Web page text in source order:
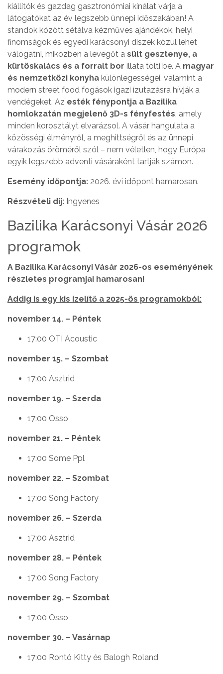
kiállítók és gazdag gasztronómiai kínálat várja a
látogatókat az év legszebb ünnepi időszakában! A
standok között sétálva kézműves ajándékok, helyi
finomságok és egyedi karácsonyi díszek közül lehet
válogatni, miközben a levegőt a sült gesztenye, a
kürtöskalács és a forralt bor illata tölti be. A magyar
és nemzetközi konyha különlegességei, valamint a
modern street food fogások igazi ízutazásra hívják a
vendégeket. Az esték fénypontja a Bazilika
homlokzatán megjelenő 3D-s fényfestés, amely
minden korosztályt elvarázsol. A vásár hangulata a
közösségi élményről, a meghittségről és az ünnepi
várakozás öröméről szól – nem véletlen, hogy Európa
egyik legszebb adventi vásáraként tartják számon.
Esemény időpontja: 2026. évi időpont hamarosan.
Részvételi díj: Ingyenes
Bazilika Karácsonyi Vásár 2026
programok
A Bazilika Karácsonyi Vásár 2026-os eseményének
részletes programjai hamarosan!
Addig is egy kis ízelítő a 2025-ös programokból:
november 14. – Péntek
17:00 OTI Acoustic
november 15. – Szombat
17:00 Asztrid
november 19. – Szerda
17:00 Osso
november 21. – Péntek
17:00 Some Ppl
november 22. – Szombat
17:00 Song Factory
november 26. – Szerda
17:00 Asztrid
november 28. – Péntek
17:00 Song Factory
november 29. – Szombat
17:00 Osso
november 30. – Vasárnap
17:00 Rontó Kitty és Balogh Roland